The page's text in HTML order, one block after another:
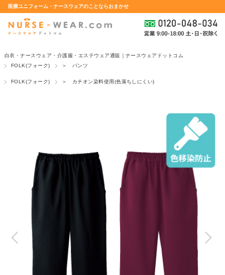
医療ユニフォーム・ナースウェアのことならおまかせ
白衣・ナースウェア・介護服・エステウェア通販｜ナースウェアドットコム
FOLK(フォーク)
＞ パンツ
FOLK(フォーク) ＞ カチオン染料使用(色落ちしにくい)